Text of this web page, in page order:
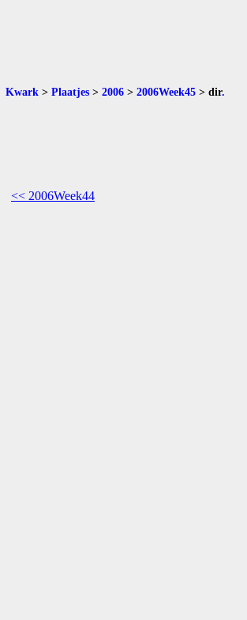
Kwark > Plaatjes > 2006 > 2006Week45 > dir.
<< 2006Week44